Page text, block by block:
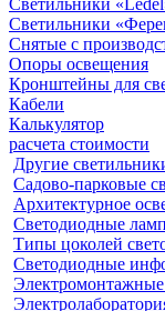
Светильники
Снятые с
Опоры освещения
Кронштейны для
Кабели
Калькулятор
расчета стоимости
Другие
Садово-парковые
Архитектурное
Светодиодные
Типы цоколей
Светодиодные